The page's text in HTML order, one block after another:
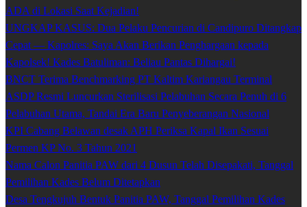
ADA di Lokasi Saat Kejadian!
UNGKAP KASUS: Dua Pelaku Pencurian di Candipuro Ditangkap
Cepat — Kapolres: Saya Akan Berikan Penghargaan kepada
Kapolsek! Kades Batuliman: Beliau Pantas Dihargai!
BNCT Terima Benchmarking PT Kaltim Kariangau Terminal
ASDP Resmi Luncurkan Sterilisasi Pelabuhan Secara Penuh di 6
Pelabuhan Utama, Tandai Era Baru Penyeberangan Nasional
KPI Cabang Belawan desak APH Periksa Kapal Ikan Sesuai
Permen KP No. 3 Tahun 2021
Nama Calon Panitia PAW dari 4 Dusun Telah Disepakati, Tanggal
Pemilihan Kades Belum Ditetapkan
Desa Tengkujuh Bentuk Panitia PAW, Tanggal Pemilihan Kades